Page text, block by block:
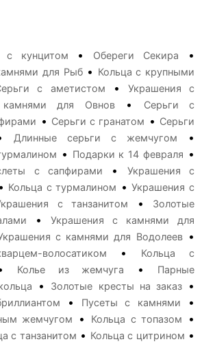
с кунцитом • Обереги Секира •
для Рыб• Кольца с крупными
с аметистом • Украшения с
для Овнов•
Серьги с
• Серьги с гранатом • Серьги
Длинные серьги с жемчугом •
• Подарки к 14 февраля •
с сапфирами •
Украшения с
• Кольца с турмалином •Украшения с
с танзанитом •
Золотые
• Украшения с камнями для
с камнями для Водолеев•
волосатиком •
Кольца с
Колье из жемчуга •
Парные
• Золотые кресты на заказ•
• Пусеты с камнями •
жемчугом • Кольца с топазом •
с танзанитом • Кольца с цитрином •